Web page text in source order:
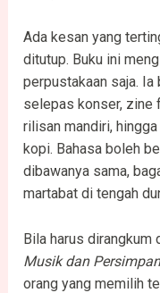
Ada kesan yang
ditutup. Buku ini
perpustakaan saja.
selepas konser, zine
rilisan mandiri,
kopi. Bahasa boleh
dibawanya sama,
martabat di tengah
Bila harus dirangkum
Musik dan
orang yang memilih